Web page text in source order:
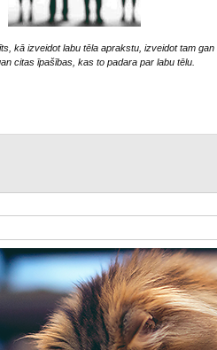
kā izveidot labu tēla aprakstu, izveidot tam gan
citas īpašības, kas to padara par labu tēlu.